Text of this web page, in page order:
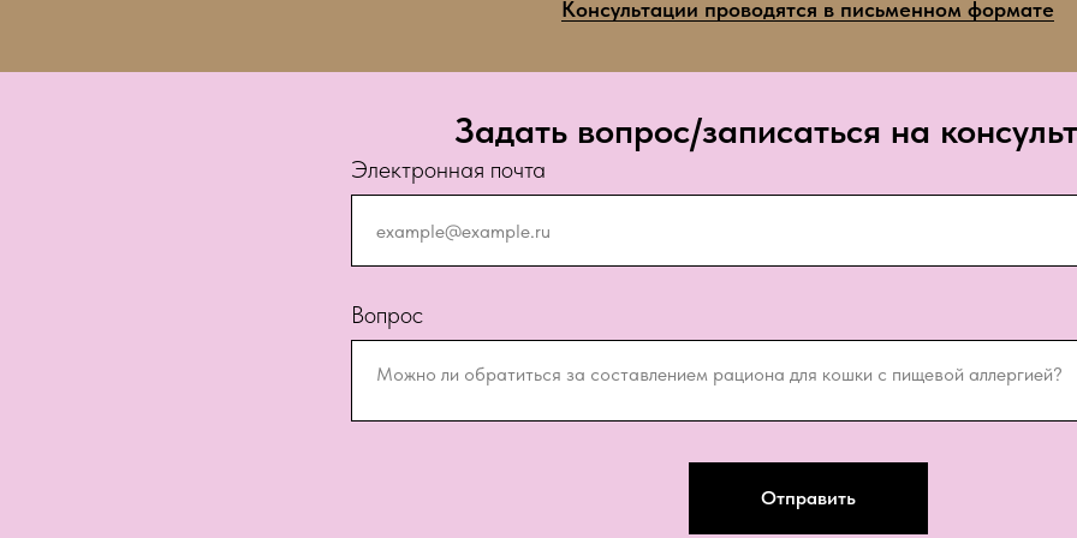
Консультации проводятся в письменном формате
Задать вопрос/записаться на
Электронная почта
Вопрос
Отправить